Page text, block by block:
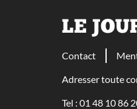
LE
Contact
Adresser toute
Tel : 01 48 10 86